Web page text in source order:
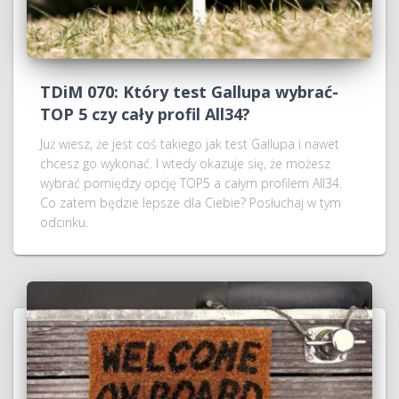
TDiM 070: Który test Gallupa wybrać-
TOP 5 czy cały profil All34?
Już wiesz, że jest coś takiego jak test Gallupa i nawet
chcesz go wykonać. I wtedy okazuje się, że możesz
wybrać pomiędzy opcję TOP5 a całym profilem All34.
Co zatem będzie lepsze dla Ciebie? Posłuchaj w tym
odcinku.